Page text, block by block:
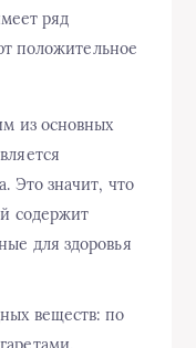
ряд
положительное
из основных
Это значит, что
содержит
для здоровья
веществ: по